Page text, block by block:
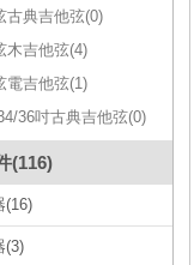
古典吉他弦(0)
木吉他弦(4)
電吉他弦(1)
36吋古典吉他弦(0)
(116)
(16)
(3)